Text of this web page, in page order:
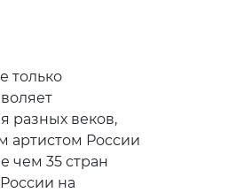
только
разных веков,
артистом России
чем 35 стран
на